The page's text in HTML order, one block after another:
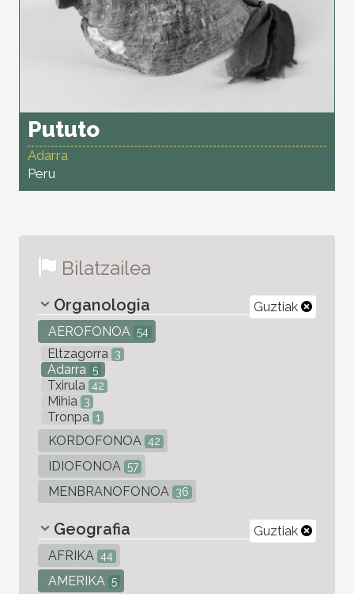
Pututo
Adarra
Peru
Bilatzailea
Guztiak
Organologia
AEROFONOA 54
Eltzagorra 3
Adarra 5
Txirula 42
Mihia 3
Tronpa 1
KORDOFONOA 42
IDIOFONOA 57
MENBRANOFONOA 36
Guztiak
Geografia
AFRIKA 44
AMERIKA 5